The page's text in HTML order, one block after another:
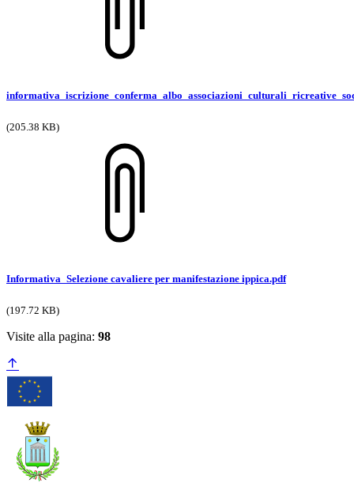
(205.38 KB)
Informativa_Selezione cavaliere per manifestazione ippica.pdf
(197.72 KB)
Visite alla pagina: 98